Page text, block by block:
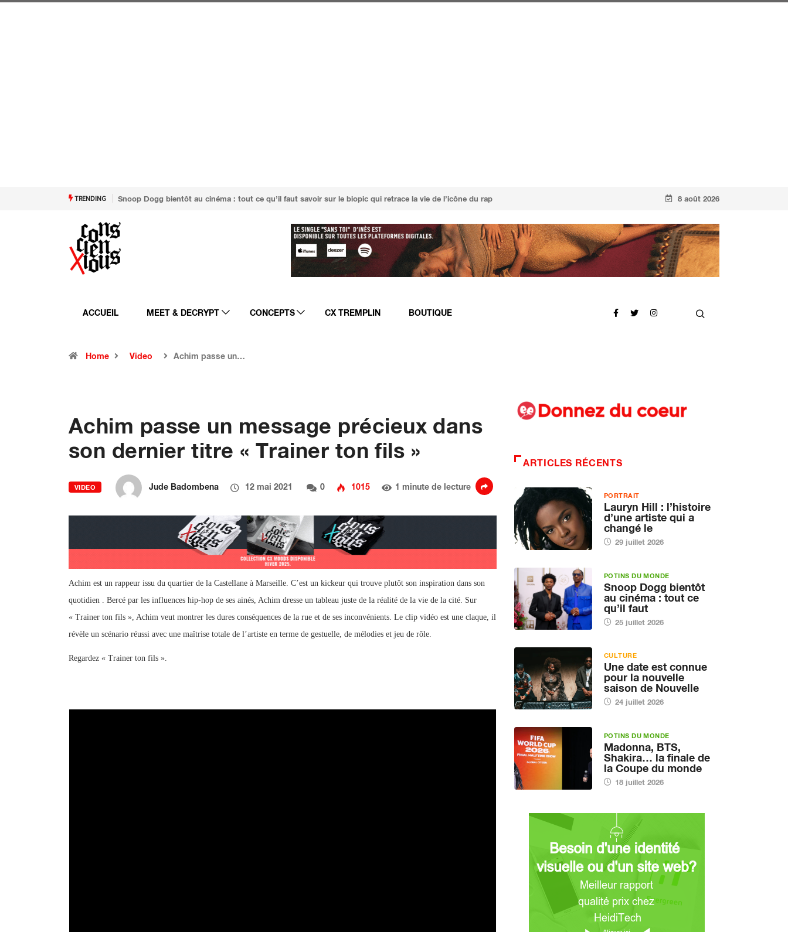
TRENDING Snoop Dogg bientôt au cinéma : tout ce qu’il faut savoir sur le biopic qui retrace la vie de l’icône du rap 8 août 2026
ACCUEIL MEET & DECRYPT CONCEPTS CX TREMPLIN BOUTIQUE
Home Video Achim passe un…
Achim passe un message précieux dans
son dernier titre « Trainer ton fils »
VIDEO Jude Badombena 12 mai 2021 0 1015 1 minute de lecture
Achim est un rappeur issu du quartier de la Castellane à Marseille. C’est un kickeur qui trouve plutôt son inspiration dans son
quotidien . Bercé par les influences hip-hop de ses ainés, Achim dresse un tableau juste de la réalité de la vie de la cité. Sur
« Trainer ton fils », Achim veut montrer les dures conséquences de la rue et de ses inconvénients. Le clip vidéo est une claque, il
révèle un scénario réussi avec une maîtrise totale de l’artiste en terme de gestuelle, de mélodies et jeu de rôle.
Regardez « Trainer ton fils ».
ARTICLES RÉCENTS
PORTRAIT
Lauryn Hill : l’histoire
d’une artiste qui a
changé le
29 juillet 2026
POTINS DU MONDE
Snoop Dogg bientôt
au cinéma : tout ce
qu’il faut
25 juillet 2026
CULTURE
Une date est connue
pour la nouvelle
saison de Nouvelle
24 juillet 2026
POTINS DU MONDE
Madonna, BTS,
Shakira… la finale de
la Coupe du monde
18 juillet 2026